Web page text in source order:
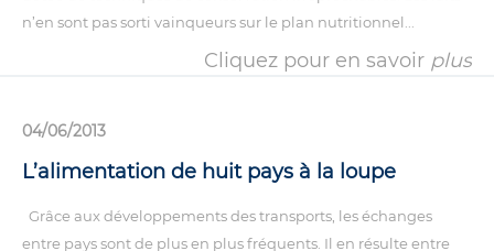
n’en sont pas sorti vainqueurs sur le plan nutritionnel...
Cliquez pour en savoir plus
04/06/2013
L’alimentation de huit pays à la loupe
Grâce aux développements des transports, les échanges
entre pays sont de plus en plus fréquents. Il en résulte entre